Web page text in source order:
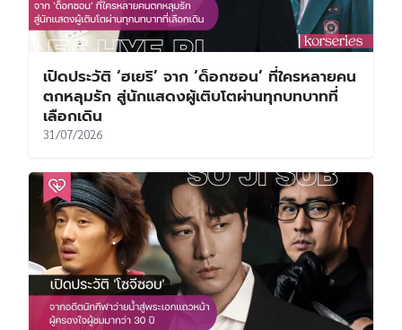
เปิดประวัติ ‘ฮเยริ’ จาก ‘ด็อกซอน’ ที่ใครหลายคน
ตกหลุมรัก สู่นักแสดงผู้เติบโตผ่านทุกบทบาทที่
เลือกเดิน
31/07/2026